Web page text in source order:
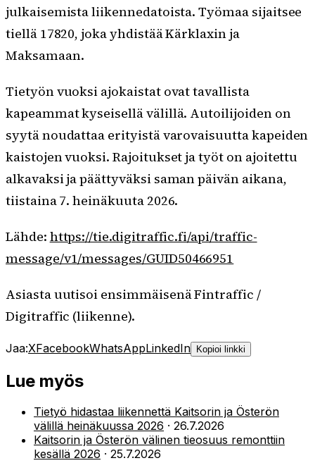
julkaisemista liikennedatoista. Työmaa sijaitsee
tiellä 17820, joka yhdistää Kärklaxin ja
Maksamaan.
Tietyön vuoksi ajokaistat ovat tavallista
kapeammat kyseisellä välillä. Autoilijoiden on
syytä noudattaa erityistä varovaisuutta kapeiden
kaistojen vuoksi. Rajoitukset ja työt on ajoitettu
alkavaksi ja päättyväksi saman päivän aikana,
tiistaina 7. heinäkuuta 2026.
Lähde: https://tie.digitraffic.fi/api/traffic-
message/v1/messages/GUID50466951
Asiasta uutisoi ensimmäisenä Fintraffic /
Digitraffic (liikenne).
Jaa:XFacebookWhatsAppLinkedIn Kopioi linkki
Lue myös
Tietyö hidastaa liikennettä Kaitsorin ja Österön
välillä heinäkuussa 2026 · 26.7.2026
Kaitsorin ja Österön välinen tieosuus remonttiin
kesällä 2026 · 25.7.2026